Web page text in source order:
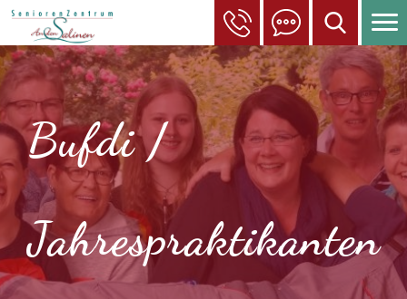
Bufdi /
Jahrespraktikanten